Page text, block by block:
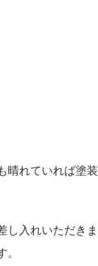
晴れていれば塗装
し入れいただきま